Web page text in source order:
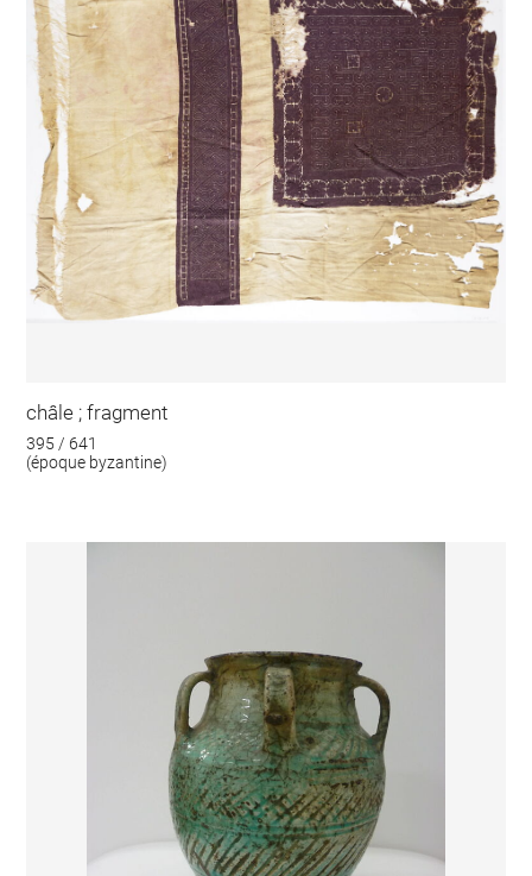
châle ; fragment
395 / 641
(époque byzantine)